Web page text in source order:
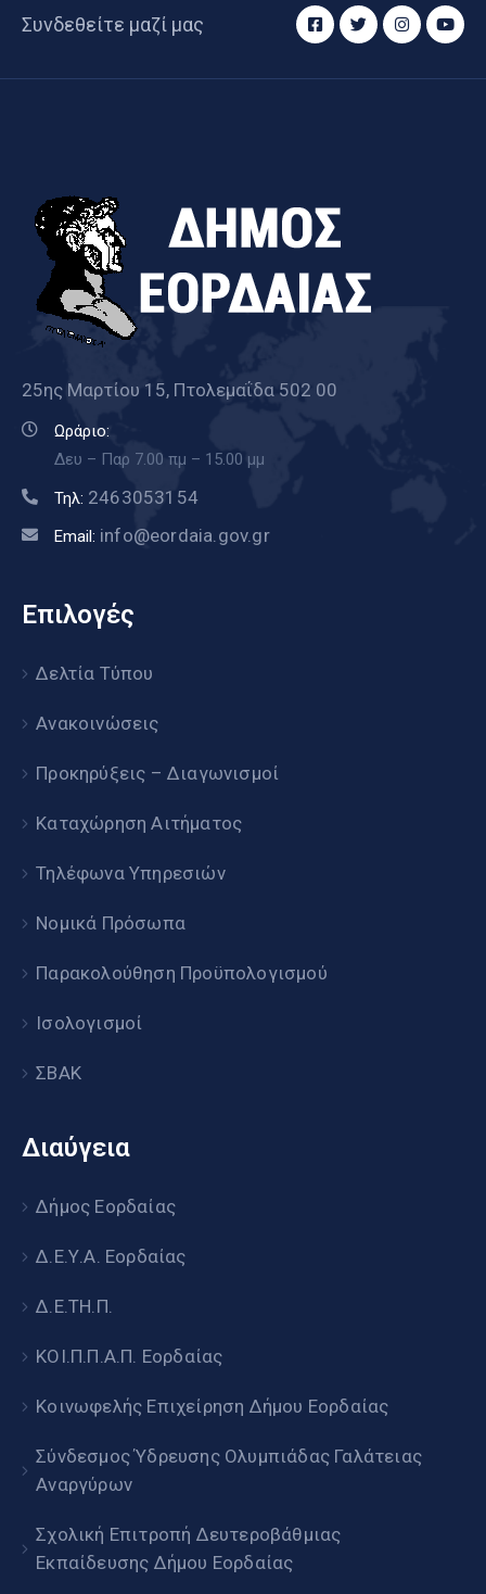
Συνδεθείτε μαζί μας
25ης Μαρτίου 15, Πτολεμαΐδα 502 00
Ωράριο:
Δευ – Παρ 7.00 πμ – 15.00 μμ
Τηλ: 2463053154
Email: info@eordaia.gov.gr
Επιλογές
Δελτία Τύπου
Ανακοινώσεις
Προκηρύξεις – Διαγωνισμοί
Καταχώρηση Αιτήματος
Τηλέφωνα Υπηρεσιών
Νομικά Πρόσωπα
Παρακολούθηση Προϋπολογισμού
Ισολογισμοί
ΣΒΑΚ
Διαύγεια
Δήμος Εορδαίας
Δ.Ε.Υ.Α. Εορδαίας
Δ.Ε.ΤΗ.Π.
ΚΟΙ.Π.Π.Α.Π. Εορδαίας
Κοινωφελής Επιχείρηση Δήμου Εορδαίας
Σύνδεσμος Ύδρευσης Ολυμπιάδας Γαλάτειας
Αναργύρων
Σχολική Επιτροπή Δευτεροβάθμιας
Εκπαίδευσης Δήμου Εορδαίας